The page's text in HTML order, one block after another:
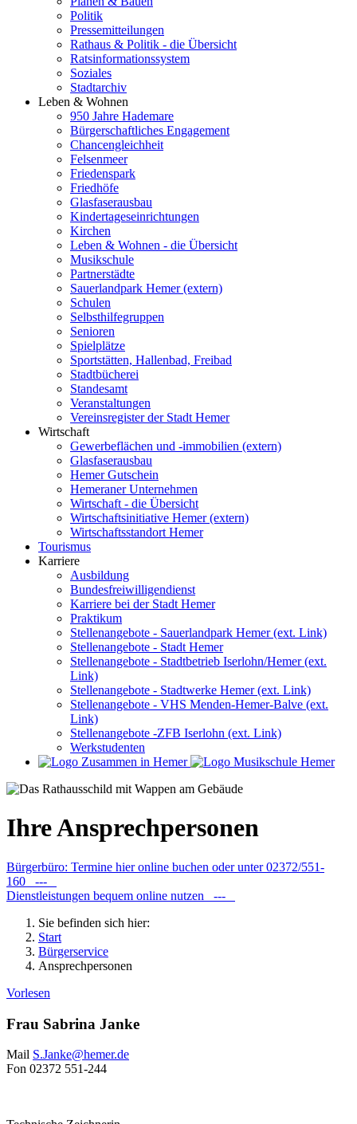
Politik
Pressemitteilungen
Rathaus & Politik - die Übersicht
Ratsinformationssystem
Soziales
Stadtarchiv
Leben & Wohnen
950 Jahre Hademare
Bürgerschaftliches Engagement
Chancengleichheit
Felsenmeer
Friedenspark
Friedhöfe
Glasfaserausbau
Kindertageseinrichtungen
Kirchen
Leben & Wohnen - die Übersicht
Musikschule
Partnerstädte
Sauerlandpark Hemer (extern)
Schulen
Selbsthilfegruppen
Senioren
Spielplätze
Sportstätten, Hallenbad, Freibad
Stadtbücherei
Standesamt
Veranstaltungen
Vereinsregister der Stadt Hemer
Wirtschaft
Gewerbeflächen und -immobilien (extern)
Glasfaserausbau
Hemer Gutschein
Hemeraner Unternehmen
Wirtschaft - die Übersicht
Wirtschaftsinitiative Hemer (extern)
Wirtschaftsstandort Hemer
Tourismus
Karriere
Ausbildung
Bundesfreiwilligendienst
Karriere bei der Stadt Hemer
Praktikum
Stellenangebote - Sauerlandpark Hemer (ext. Link)
Stellenangebote - Stadt Hemer
Stellenangebote - Stadtbetrieb Iserlohn/Hemer (ext.
Link)
Stellenangebote - Stadtwerke Hemer (ext. Link)
Stellenangebote - VHS Menden-Hemer-Balve (ext.
Link)
Stellenangebote -ZFB Iserlohn (ext. Link)
Werkstudenten
Ihre Ansprechpersonen
Bürgerbüro: Termine hier online buchen oder unter 02372/551-
160 ---
Dienstleistungen bequem online nutzen ---
Sie befinden sich hier:
Start
Bürgerservice
Ansprechpersonen
Vorlesen
Frau Sabrina Janke
Mail S.Janke@​hemer.de
Fon 02372 551-244